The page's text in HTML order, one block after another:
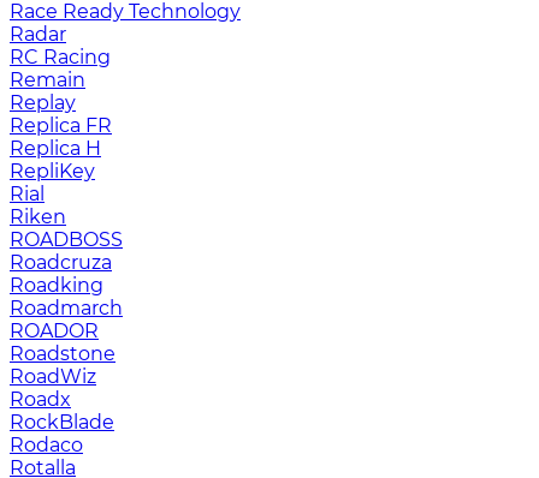
Race Ready Technology
Radar
RC Racing
Remain
Replay
Replica FR
Replica H
RepliKey
Rial
Riken
ROADBOSS
Roadcruza
Roadking
Roadmarch
ROADOR
Roadstone
RoadWiz
Roadx
RockBlade
Rodaco
Rotalla